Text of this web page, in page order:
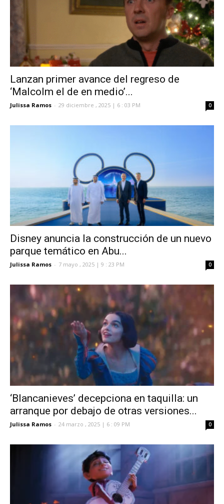
Lanzan primer avance del regreso de
‘Malcolm el de en medio’...
Julissa Ramos - 29 diciembre , 2025 | 6 : 03 PM 0
Disney anuncia la construcción de un nuevo
parque temático en Abu...
Julissa Ramos - 7 mayo , 2025 | 9 : 23 PM 0
‘Blancanieves’ decepciona en taquilla: un
arranque por debajo de otras versiones...
Julissa Ramos - 24 marzo , 2025 | 6 : 09 PM 0